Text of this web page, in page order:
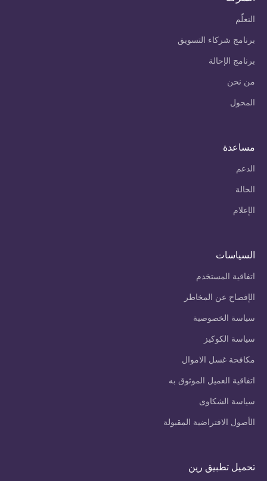
التعلّم
برنامج شركاء التسويق
برنامج الإحالة
من نحن
المحول
مساعدة
الدعم
الحالة
الإعلام
السياسات
اتفاقية المستخدم
الإفصاح عن المخاطر
سياسة الخصوصية
سياسة الكوكيز
مكافحة غسل الاموال
اتفاقية العميل الموثوق به
سياسة الشكاوى
الأصول الافتراضية المقبولة
تحميل تطبيق رين